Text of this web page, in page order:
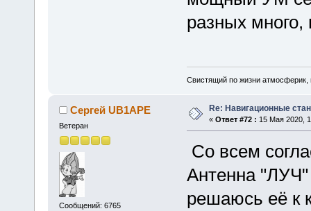
разных много,
Свистящий по жизни
Сергей UB1APE
Ветеран
Сообщений: 6765
Re: Навигационные
« Ответ #72 : 15 Мая 2020,
Со всем
Антенна "ЛУЧ"
решаюсь её к